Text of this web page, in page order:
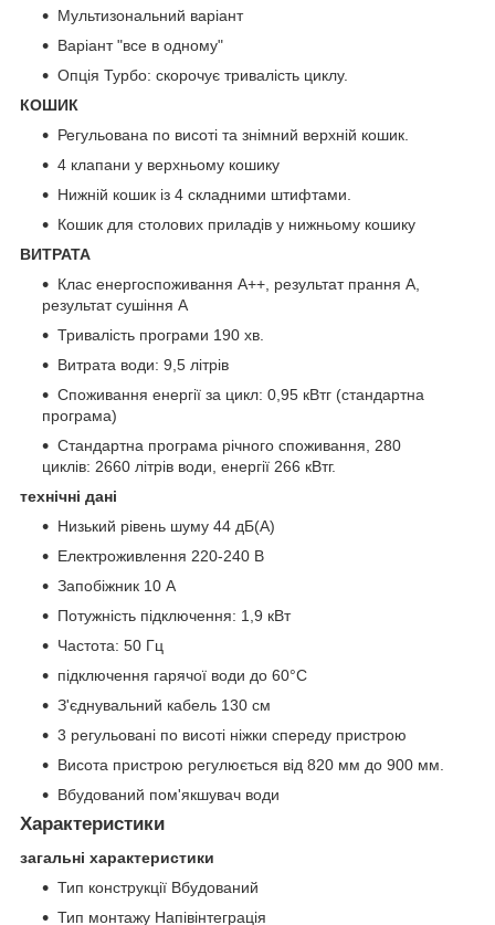
Мультизональний варіант
Варіант "все в одному"
Опція Турбо: скорочує тривалість циклу.
КОШИК
Регульована по висоті та знімний верхній кошик.
4 клапани у верхньому кошику
Нижній кошик із 4 складними штифтами.
Кошик для столових приладів у нижньому кошику
ВИТРАТА
Клас енергоспоживання A++, результат прання A,
результат сушіння A
Тривалість програми 190 хв.
Витрата води: 9,5 літрів
Споживання енергії за цикл: 0,95 кВтг (стандартна
програма)
Стандартна програма річного споживання, 280
циклів: 2660 літрів води, енергії 266 кВтг.
технічні дані
Низький рівень шуму 44 дБ(А)
Електроживлення 220-240 В
Запобіжник 10 А
Потужність підключення: 1,9 кВт
Частота: 50 Гц
підключення гарячої води до 60°C
З'єднувальний кабель 130 см
3 регульовані по висоті ніжки спереду пристрою
Висота пристрою регулюється від 820 мм до 900 мм.
Вбудований пом'якшувач води
Характеристики
загальні характеристики
Тип конструкції Вбудований
Тип монтажу Напівінтеграція